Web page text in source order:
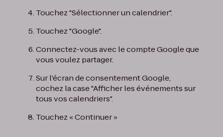
Touchez "Sélectionner un calendrier".
Touchez "Google".
Connectez-vous avec le compte Google que
vous voulez partager.
Sur l'écran de consentement Google,
cochez la case "Afficher les événements sur
tous vos calendriers".
Touchez « Continuer »